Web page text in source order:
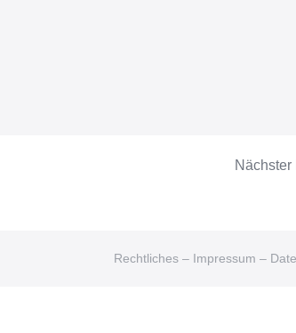
Rechtliches – Impressum –